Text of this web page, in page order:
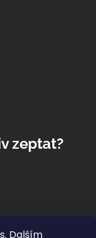
Dalším
zeptat?